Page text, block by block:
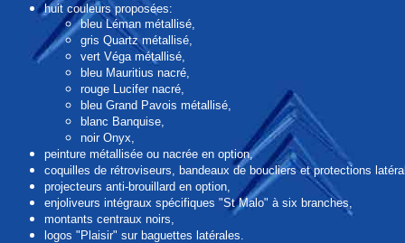
huit couleurs proposées:
bleu Léman métallisé,
gris Quartz métallisé,
vert Véga métallisé,
bleu Mauritius nacré,
rouge Lucifer nacré,
bleu Grand Pavois métallisé,
blanc Banquise,
noir Onyx,
peinture métallisée ou nacrée en option,
coquilles de rétroviseurs, bandeaux de boucliers et protections
projecteurs anti-brouillard en option,
enjoliveurs intégraux spécifiques "St Malo" à six branches,
montants centraux noirs,
logos "Plaisir" sur baguettes latérales.